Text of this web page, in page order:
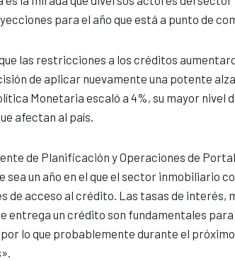
para el año que está a punto de
las restricciones a los créditos
de aplicar nuevamente una potente alza
Monetaria escaló a 4%, su mayor nivel
afectan al país.
de Planificación y Operaciones de
un año en el que el sector inmobiliario
acceso al crédito. Las tasas de interés,
entrega un crédito son fundamentales
lo que probablemente durante el